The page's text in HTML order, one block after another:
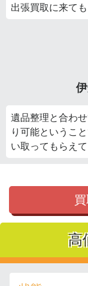
出張買取に来て
遺品整理と合わ
り可能というこ
い取ってもらえ
高